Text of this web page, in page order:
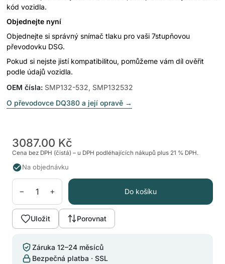
kód vozidla.
Objednejte nyní
Objednejte si správný snímač tlaku pro vaši 7stupňovou
převodovku DSG.
Pokud si nejste jistí kompatibilitou, pomůžeme vám díl ověřit
podle údajů vozidla.
OEM čísla: SMP132-532, SMP132532
O převodovce DQ380 a její opravě →
3087.00 Kč
Cena bez DPH (čistá) – u DPH podléhajících nákupů plus 21 % DPH.
Na objednávku
− + Do košíku
Uložit Porovnat
Záruka 12–24 měsíců
Bezpečná platba · SSL